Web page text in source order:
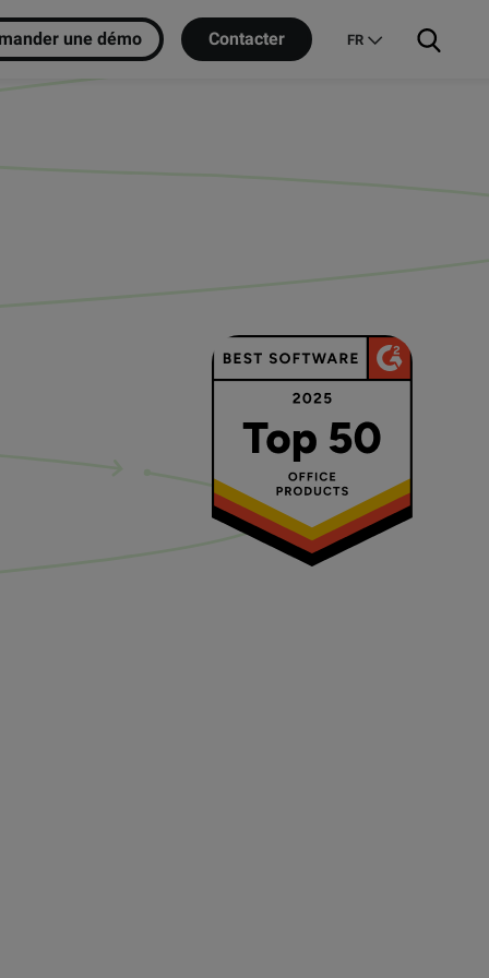
une démo Contacter FR